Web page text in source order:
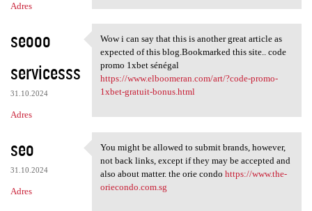
Adres
seooo
servicesss
31.10.2024
Adres
Wow i can say that this is
Wow i can say that this is another great article as
expected of this blog.Bookmarked this site.. code
promo 1xbet sénégal
https://www.elboomeran.com/art/?code-promo-
1xbet-gratuit-bonus.html
seo
31.10.2024
Adres
You might be allowed to
You might be allowed to submit brands, however,
not back links, except if they may be accepted and
also about matter. the orie condo https://www.the-
oriecondo.com.sg